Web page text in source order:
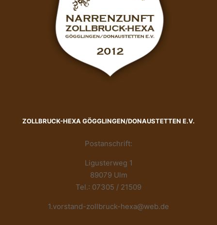
ZOLLBRUCK-HEXA GÖGGLINGEN/DONAUSTETTEN E.V.
Postanschrift:
Ligusterweg 1
89079 Ulm
Tel.: 07305 / 21509
1.vorstand-zollbruck-hexa@web.de